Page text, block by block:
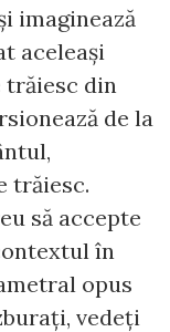
imaginează
aceleași
trăiesc din
de la
trăiesc.
să accepte
în
opus
vedeți